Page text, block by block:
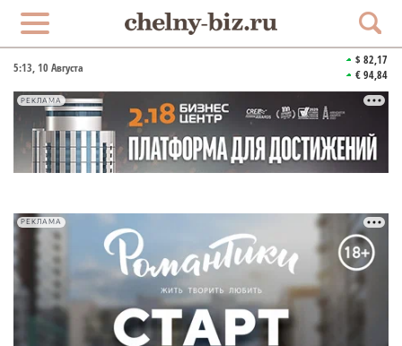
5:13, 10 Августа
$ 82,17
€ 94,84
РЕКЛАМА
РЕКЛАМА